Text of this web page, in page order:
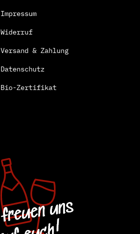
Impressum
Widerruf
Versand & Zahlung
Datenschutz
Bio-Zertifikat